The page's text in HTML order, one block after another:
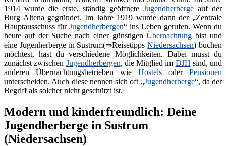
1914 wurde die erste, ständig geöffnete Jugendherberge auf der
Burg Altena gegründet. Im Jahre 1919 wurde dann der „Zentrale
Hauptausschuss für Jugendherbergen“ ins Leben gerufen. Wenn du
heute auf der Suche nach einer günstigenÜbernachtung bist und
eine Jugenherberge in Sustrum(⇒ReisetippsNiedersachsen) buchen
möchtest, hast du verschiedene Möglichkeiten. Dabei musst du
zunächst zwischen Jugendherbergen, die Mitglied im DJH sind, und
anderen Übernachtungsbetrieben wie Hostels oder Pensionen
unterscheiden. Auch diese nennen sich oft „Jugendherberge“, da der
Begriff als solcher nicht geschützt ist.
Modern und kinderfreundlich: Deine
Jugendherberge in Sustrum
(Niedersachsen)